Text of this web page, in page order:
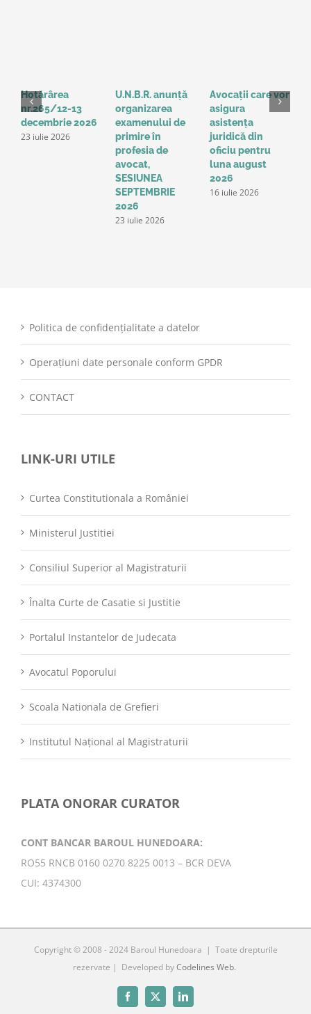
Hotărârea
nr.265/12-13
decembrie 2026
23 iulie 2026
U.N.B.R. anunță
organizarea
examenului de
primire în
profesia de
avocat,
SESIUNEA
SEPTEMBRIE
2026
23 iulie 2026
Avocații care vor
asigura
asistența
juridică din
oficiu pentru
luna august
2026
16 iulie 2026
Politica de confidențialitate a datelor
Operațiuni date personale conform GPDR
CONTACT
LINK-URI UTILE
Curtea Constitutionala a României
Ministerul Justitiei
Consiliul Superior al Magistraturii
Înalta Curte de Casatie si Justitie
Portalul Instantelor de Judecata
Avocatul Poporului
Scoala Nationala de Grefieri
Institutul Național al Magistraturii
PLATA ONORAR CURATOR
CONT BANCAR BAROUL HUNEDOARA:
RO55 RNCB 0160 0270 8225 0013 – BCR DEVA
CUI: 4374300
Copyright © 2008 - 2024 Baroul Hunedoara | Toate drepturile
rezervate | Developed byCodelines Web.
Facebook
X LinkedIn